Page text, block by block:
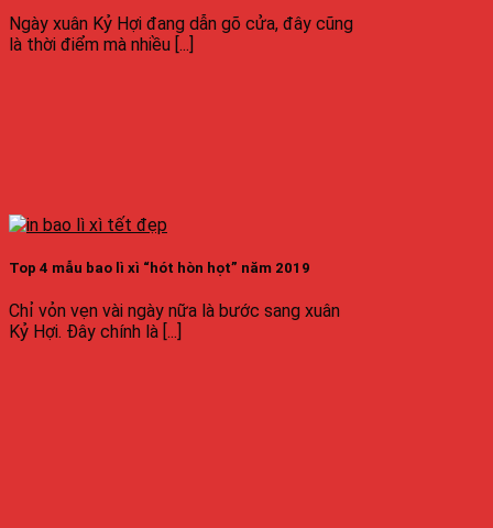
Ngày xuân Kỷ Hợi đang dẫn gõ cửa, đây cũng
là thời điểm mà nhiều [...]
Top 4 mẫu bao lì xì “hót hòn họt” năm 2019
Chỉ vỏn vẹn vài ngày nữa là bước sang xuân
Kỷ Hợi. Đây chính là [...]